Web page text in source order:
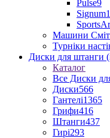
Pulse9
Signum
Машини
Турніки
Диски для штанги
Каталог
Все Диски
Диски566
Гантелі1365
Грифи416
Штанги437
Гирі293